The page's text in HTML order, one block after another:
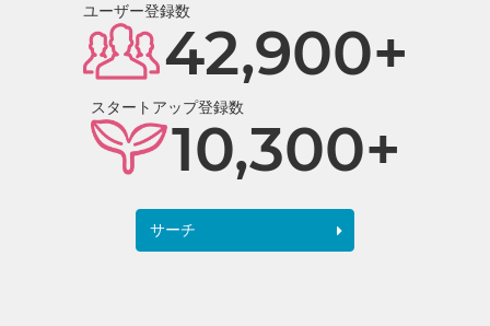
ユーザー登録数
42,900+
スタートアップ登録数
10,300+
サーチ